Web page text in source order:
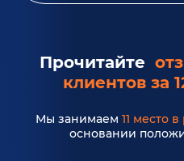
Прочитайте
клиентов за
Мы занимаем 11 место
основании